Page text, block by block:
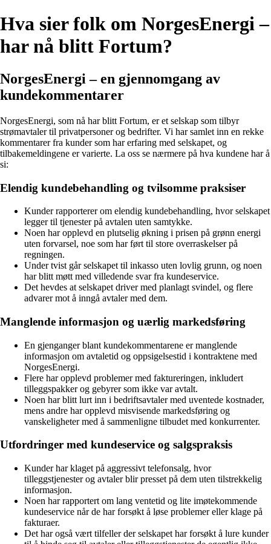
Hva sier folk om NorgesEnergi –
har nå blitt Fortum?
NorgesEnergi – en gjennomgang av
kundekommentarer
NorgesEnergi, som nå har blitt Fortum, er et selskap som tilbyr
strømavtaler til privatpersoner og bedrifter. Vi har samlet inn en rekke
kommentarer fra kunder som har erfaring med selskapet, og
tilbakemeldingene er varierte. La oss se nærmere på hva kundene har å
si:
Elendig kundebehandling og tvilsomme praksiser
Kunder rapporterer om elendig kundebehandling, hvor selskapet
legger til tjenester på avtalen uten samtykke.
Noen har opplevd en plutselig økning i prisen på grønn energi
uten forvarsel, noe som har ført til store overraskelser på
regningen.
Under tvist går selskapet til inkasso uten lovlig grunn, og noen
har blitt møtt med villedende svar fra kundeservice.
Det hevdes at selskapet driver med planlagt svindel, og flere
advarer mot å inngå avtaler med dem.
Manglende informasjon og uærlig markedsføring
En gjenganger blant kundekommentarene er manglende
informasjon om avtaletid og oppsigelsestid i kontraktene med
NorgesEnergi.
Flere har opplevd problemer med faktureringen, inkludert
tilleggspakker og gebyrer som ikke var avtalt.
Noen har blitt lurt inn i bedriftsavtaler med uventede kostnader,
mens andre har opplevd misvisende markedsføring og
vanskeligheter med å sammenligne tilbudet med konkurrenter.
Utfordringer med kundeservice og salgspraksis
Kunder har klaget på aggressivt telefonsalg, hvor
tilleggstjenester og avtaler blir presset på dem uten tilstrekkelig
informasjon.
Noen har rapportert om lang ventetid og lite imøtekommende
kundeservice når de har forsøkt å løse problemer eller klage på
fakturaer.
Det har også vært tilfeller der selskapet har forsøkt å lure kunder